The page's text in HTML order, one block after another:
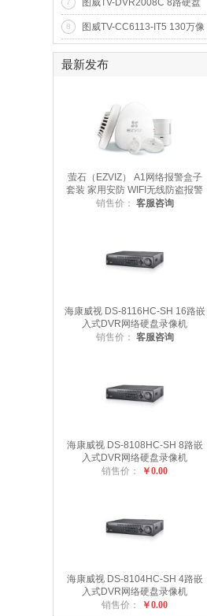
机(960p)
图威TV-DVR2008C 8路硬盘
录像机(1D+7CIF)(VGA)(SATA
*1)
7
图威TV-CC6113-IT5 130万像
素50米红外防水网络高清摄像
机(960p)
8
最新发布
萤石（EZVIZ） A1网络报警盒子
套装 家用安防 WIFI无线防盗报警
器 智能家居 海康威视旗下品牌
销售价： 客服咨询
海康威视 DS-8116HC-SH 16路嵌
入式DVR网络硬盘录像机
销售价： 客服咨询
海康威视 DS-8108HC-SH 8路嵌
入式DVR网络硬盘录像机
销售价：
￥0.00
海康威视 DS-8104HC-SH 4路嵌
入式DVR网络硬盘录像机
销售价：
￥0.00